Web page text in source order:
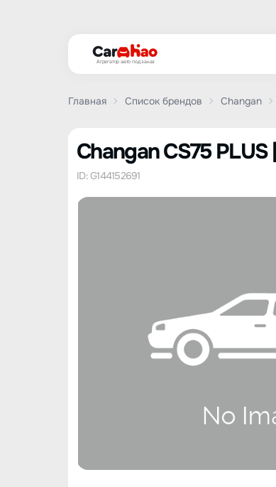
Агрегатор авто под заказ
Главная Список брендов Changan
Changan CS75
ID: G144152691